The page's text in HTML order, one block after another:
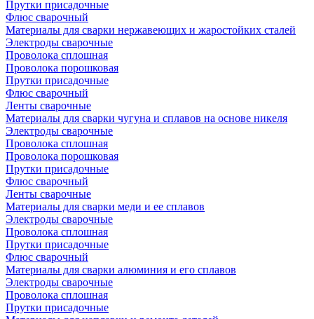
Прутки присадочные
Флюс сварочный
Материалы для сварки нержавеющих и жаростойких сталей
Электроды сварочные
Проволока сплошная
Проволока порошковая
Прутки присадочные
Флюс сварочный
Ленты сварочные
Материалы для сварки чугуна и сплавов на основе никеля
Электроды сварочные
Проволока сплошная
Проволока порошковая
Прутки присадочные
Флюс сварочный
Ленты сварочные
Материалы для сварки меди и ее сплавов
Электроды сварочные
Проволока сплошная
Прутки присадочные
Флюс сварочный
Материалы для сварки алюминия и его сплавов
Электроды сварочные
Проволока сплошная
Прутки присадочные